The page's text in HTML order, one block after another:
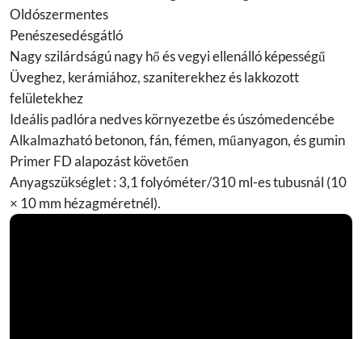
Oldószermentes
Penészesedésgátló
Nagy szilárdságú nagy hő és vegyi ellenálló képességű
Üveghez, kerámiához, szaniterekhez és lakkozott
felületekhez
Ideális padlóra nedves környezetbe és úszómedencébe
Alkalmazható betonon, fán, fémen, műanyagon, és gumin
Primer FD alapozást követően
Anyagszükséglet : 3,1 folyóméter/310 ml-es tubusnál (10
× 10 mm hézagméretnél).